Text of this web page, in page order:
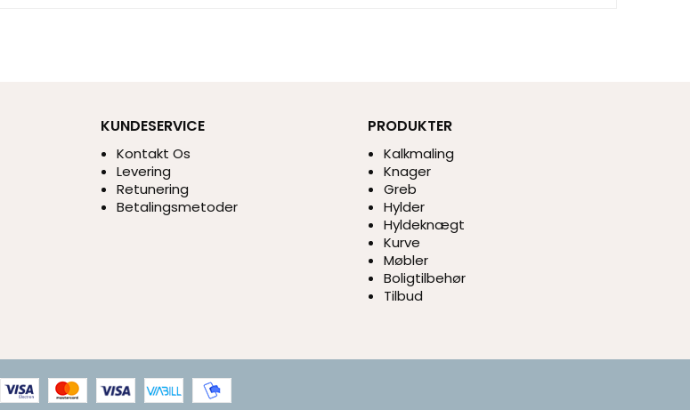
KUNDESERVICE
Kontakt Os
Levering
Retunering
Betalingsmetoder
PRODUKTER
Kalkmaling
Knager
Greb
Hylder
Hyldeknægt
Kurve
Møbler
Boligtilbehør
Tilbud